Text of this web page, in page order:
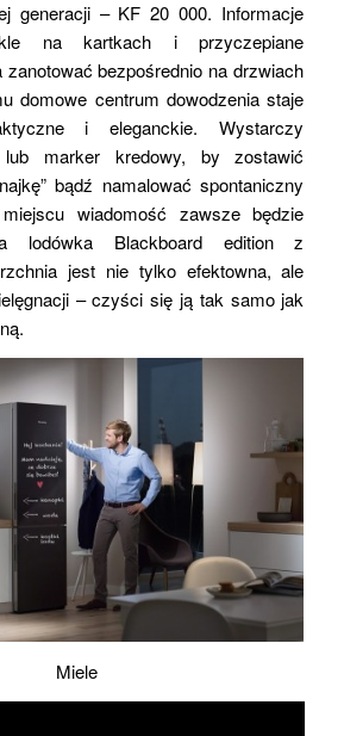
generacji – KF 20 000. Informacje
na kartkach i przyczepiane
bezpośrednio na drzwiach
domowe centrum dowodzenia staje
i eleganckie. Wystarczy
marker kredowy, by zostawić
bądź namalować spontaniczny
wiadomość zawsze będzie
lodówka Blackboard edition z
jest nie tylko efektowna, ale
– czyści się ją tak samo jak
Miele